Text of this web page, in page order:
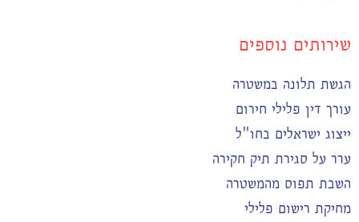
שירותים נוספים
הגשת תלונה במשטרה
עורך דין פלילי חירום
ייצוג ישראלים בחו"ל
ערר על סגירת תיק חקירה
השבת תפוס מהמשטרה
מחיקת רישום פלילי